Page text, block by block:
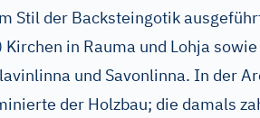
Stil der Backsteingotik
in Rauma und Lohja
und Savonlinna. In der
der Holzbau; die damals